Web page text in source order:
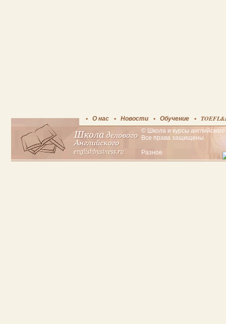
О нас Новости Обучение
© Школа и курсы
Все права защищены.
Разное